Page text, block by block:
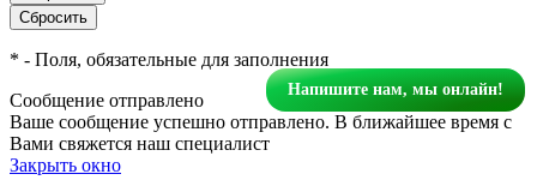
* - Поля, обязательные для заполнения
Сообщение отправлено
Ваше сообщение успешно отправлено. В ближайшее время с
Вами свяжется наш специалист
Закрыть окно
Напишите нам, мы онлайн!